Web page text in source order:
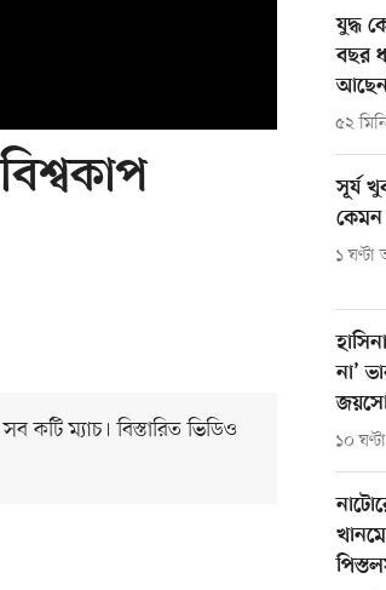
কটি ম্যাচ। বিস্তারিত ভিডিও
যুদ্ধ
বছর
৫২
সূর্য
কেমন
১
না’
১০